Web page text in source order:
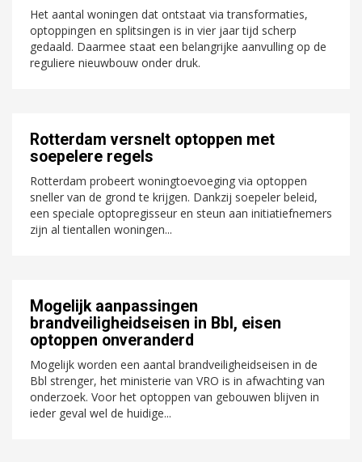
Het aantal woningen dat ontstaat via transformaties,
optoppingen en splitsingen is in vier jaar tijd scherp
gedaald. Daarmee staat een belangrijke aanvulling op de
reguliere nieuwbouw onder druk.
Rotterdam versnelt optoppen met
soepelere regels
Rotterdam probeert woningtoevoeging via optoppen
sneller van de grond te krijgen. Dankzij soepeler beleid,
een speciale optopregisseur en steun aan initiatiefnemers
zijn al tientallen woningen...
Mogelijk aanpassingen
brandveiligheidseisen in Bbl, eisen
optoppen onveranderd
Mogelijk worden een aantal brandveiligheidseisen in de
Bbl strenger, het ministerie van VRO is in afwachting van
onderzoek. Voor het optoppen van gebouwen blijven in
ieder geval wel de huidige...